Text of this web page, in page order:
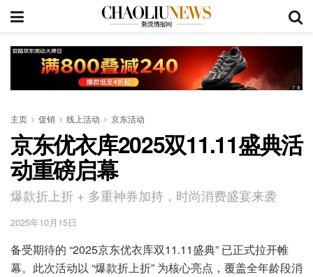
主页 促销 线上活动 京东活动
京东优衣库2025双11.11盛典活
动重磅启幕
爆款折上折 + 多重神券加持，时尚消费盛宴来袭
2025年10月15日
备受期待的 “2025京东优衣库双11.11盛典” 已正式拉开帷
幕。此次活动以 “爆款折上折” 为核心亮点，覆盖全年龄段消